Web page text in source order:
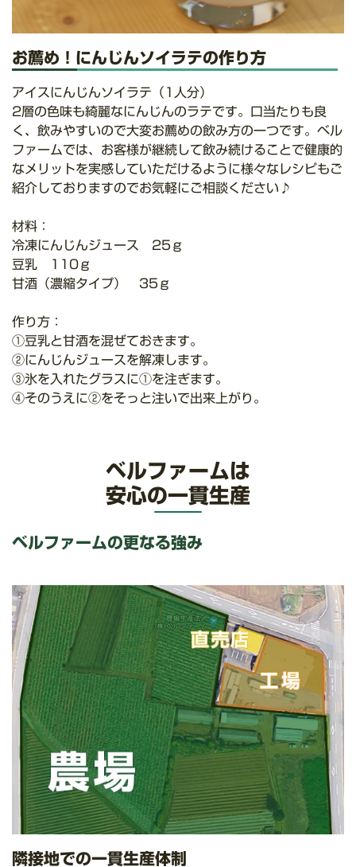
お薦め！にんじんソイラテの作り方
アイスにんじんソイラテ（1人分）
2層の色味も綺麗なにんじんのラテです。口当たりも良
く、飲みやすいので大変お薦めの飲み方の一つです。ベル
ファームでは、お客様が継続して飲み続けることで健康的
なメリットを実感していただけるように様々なレシピもご
紹介しておりますのでお気軽にご相談ください♪
材料：
冷凍にんじんジュース 25ｇ
豆乳 110ｇ
甘酒（濃縮タイプ） 35ｇ
作り方：
①豆乳と甘酒を混ぜておきます。
②にんじんジュースを解凍します。
③氷を入れたグラスに①を注ぎます。
④そのうえに②をそっと注いで出来上がり。
ベルファームは
安心の一貫生産
ベルファームの更なる強み
隣接地での一貫生産体制